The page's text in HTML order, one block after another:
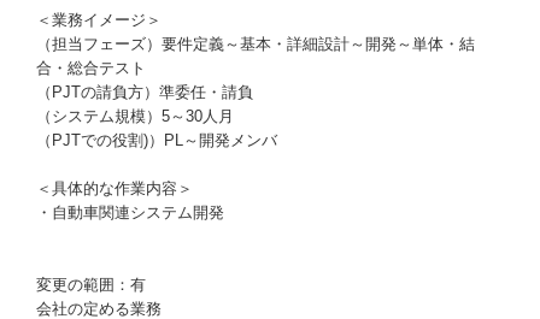
＜業務イメージ＞
（担当フェーズ）要件定義～基本・詳細設計～開発～単体・結
合・総合テスト
（PJTの請負方）準委任・請負
（システム規模）5～30人月
（PJTでの役割)）PL～開発メンバ
＜具体的な作業内容＞
・自動車関連システム開発
変更の範囲：有
会社の定める業務